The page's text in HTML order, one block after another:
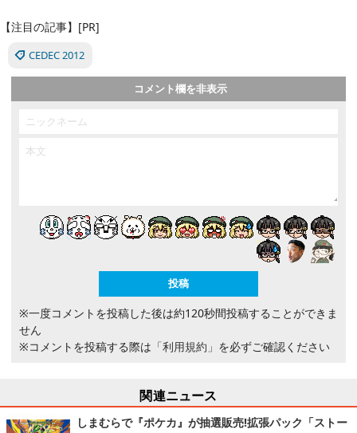
【注目の記事】[PR]
CEDEC 2012
コメント欄を非表示
※一度コメントを投稿した後は約120秒間投稿することができま
せん
※コメントを投稿する際は 「利用規約」 を必ずご確認ください
関連ニュース
しまむらで『ポケカ』が抽選販売!拡張パック「ストー